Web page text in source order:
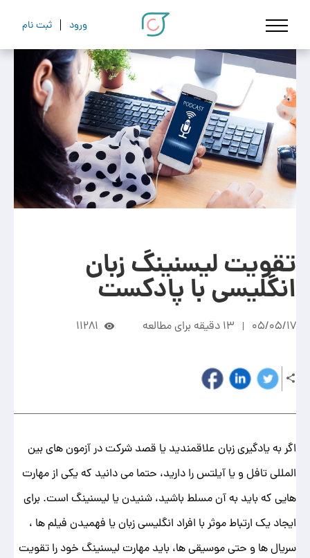
ورود ثبت نام
تقویت لیسنینگ زبان
انگلیسی با پادکست
05/05/17 13 دقیقه برای مطالعه 11281
اگر به یادگیری زبان علاقمندید یا قصد شرکت در آزمون های بین
المللی تافل و یا آیلتس را دارید، حتما می دانید که یکی از مهارت
هایی که باید به آن مسلط باشید، شنیدن یا لیسنینگ است. برای
ایجاد یک ارتباط موثر با افراد انگلیسی زبان یا فهمیدن فیلم ها ،
سریال ها و حتی موسیقی ها، باید مهارت لیسنینگ خود را تقویت